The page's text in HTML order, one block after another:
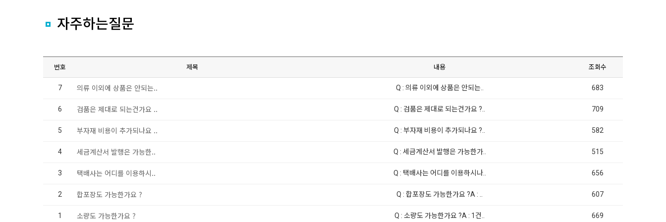
자주하는질문
번호 제목 내용 조회수
7 의류 이외에 상품은 안되는.. Q : 의류 이외에 상품은 안되는.. 683
6 검품은 제대로 되는건가요 .. Q : 검품은 제대로 되는건가요 ?.. 709
5 부자재 비용이 추가되나요 .. Q : 부자재 비용이 추가되나요 ?.. 582
4 세금계산서 발행은 가능한.. Q : 세금계산서 발행은 가능한가.. 515
3 택배사는 어디를 이용하시.. Q : 택배사는 어디를 이용하시나.. 656
2 합포장도 가능한가요 ? Q : 합포장도 가능한가요 ?A : .. 607
1 소량도 가능한가요 ? Q : 소량도 가능한가요 ?A : 1건.. 669